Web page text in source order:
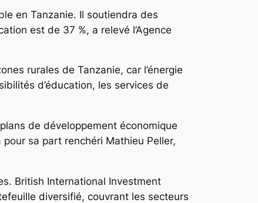
en Tanzanie. Il soutiendra des
est de 37 %, a relevé l’Agence
rurales de Tanzanie, car l’énergie
d’éducation, les services de
de développement économique
sa part renchéri Mathieu Peller,
British International Investment
diversifié, couvrant les secteurs